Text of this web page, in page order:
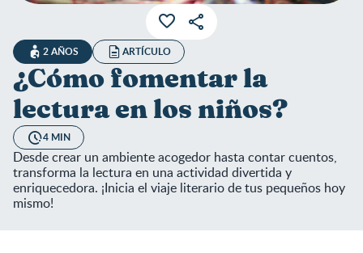
2 AÑOS ARTÍCULO
¿Cómo fomentar la
lectura en los niños?
4 MIN
Desde crear un ambiente acogedor hasta contar cuentos,
transforma la lectura en una actividad divertida y
enriquecedora. ¡Inicia el viaje literario de tus pequeños hoy
mismo!